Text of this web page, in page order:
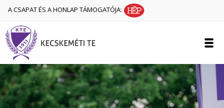
A CSAPAT ÉS A HONLAP TÁMOGATÓJA: